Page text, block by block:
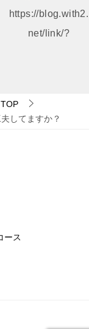
https://blog.with2.
net/link/?
TOP
してますか？
ース